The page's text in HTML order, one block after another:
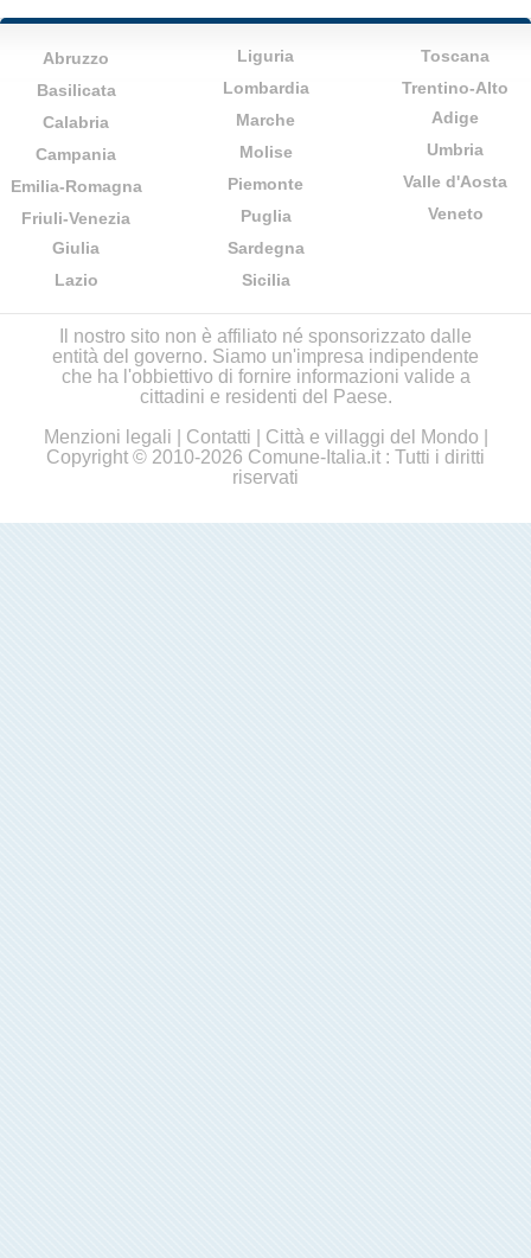
Abruzzo
Basilicata
Calabria
Campania
Emilia-Romagna
Friuli-Venezia
Giulia
Lazio
Liguria
Lombardia
Marche
Molise
Piemonte
Puglia
Sardegna
Sicilia
Toscana
Trentino-Alto
Adige
Umbria
Valle d'Aosta
Veneto
Il nostro sito non è affiliato né sponsorizzato dalle
entità del governo. Siamo un'impresa indipendente
che ha l'obbiettivo di fornire informazioni valide a
cittadini e residenti del Paese.
Menzioni legali
Contatti Città e villaggi del Mondo
Copyright © 2010-2026 Comune-Italia.it : Tutti i diritti
riservati